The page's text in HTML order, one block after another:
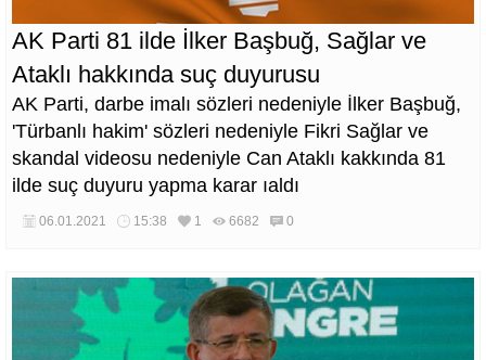
AK Parti 81 ilde İlker Başbuğ, Sağlar ve
Ataklı hakkında suç duyurusu
AK Parti, darbe imalı sözleri nedeniyle İlker Başbuğ,
'Türbanlı hakim' sözleri nedeniyle Fikri Sağlar ve
skandal videosu nedeniyle Can Ataklı kakkında 81
ilde suç duyuru yapma karar ıaldı
06.01.2021 15:38 1 6682 0